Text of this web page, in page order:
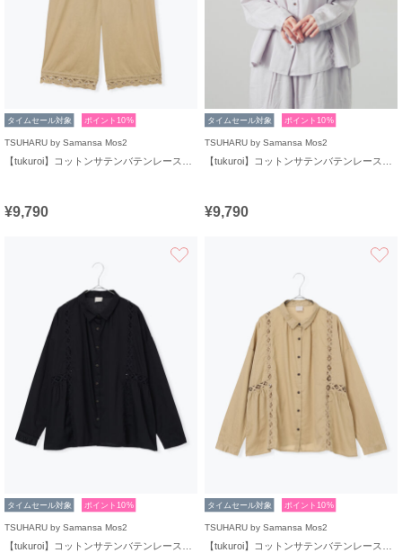
タイムセール対象 ポイント10%
TSUHARU by Samansa Mos2
¥9,790
タイムセール対象 ポイント10%
TSUHARU by Samansa Mos2
¥9,790
タイムセール対象 ポイント10%
TSUHARU by Samansa Mos2
タイムセール対象 ポイント10%
TSUHARU by Samansa Mos2